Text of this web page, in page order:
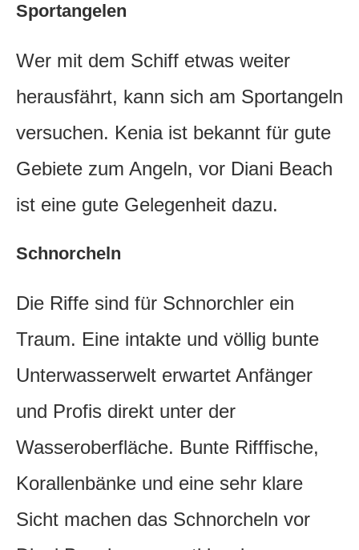
Sportangelen
Wer mit dem Schiff etwas weiter
herausfährt, kann sich am Sportangeln
versuchen. Kenia ist bekannt für gute
Gebiete zum Angeln, vor Diani Beach
ist eine gute Gelegenheit dazu.
Schnorcheln
Die Riffe sind für Schnorchler ein
Traum. Eine intakte und völlig bunte
Unterwasserwelt erwartet Anfänger
und Profis direkt unter der
Wasseroberfläche. Bunte Rifffische,
Korallenbänke und eine sehr klare
Sicht machen das Schnorcheln vor